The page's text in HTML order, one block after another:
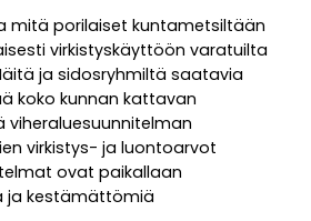
mitä porilaiset kuntametsiltään
virkistyskäyttöön varatuilta
ja sidosryhmiltä saatavia
koko kunnan kattavan
virkistys- ja luontoarvot
ovat paikallaan
ja kestämättömiä